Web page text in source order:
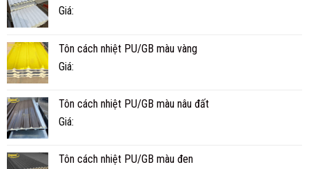
BAO
Giá:
Tôn cách nhiệt PU/GB màu vàng
Giá:
Tôn cách nhiệt PU/GB màu nâu đất
Giá:
Tôn cách nhiệt PU/GB màu đen